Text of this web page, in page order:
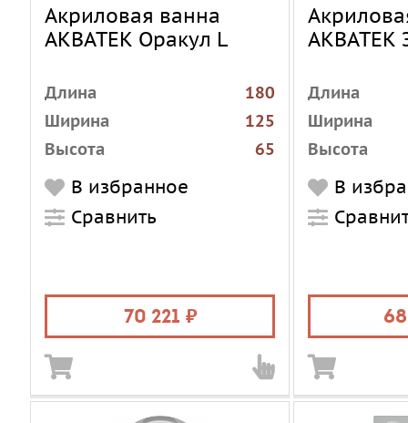
Акриловая ванна
АКВАТЕК Оракул L
Длина
180
Ширина
125
Высота
65
Установка
Форма
асимметричная
В избранное
Сравнить
70 221
АКВАТЕК
Длина
Ширина
Высота
Установка
Форма
Материал
Объем, л
В